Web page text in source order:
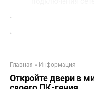
Поиск:
Главная » Информация
Откройте двери в